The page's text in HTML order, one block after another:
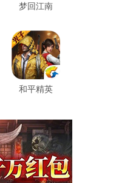
梦回江南
和平精英
v1.5
机甲恐龙城市狂暴官方版这是一款充满热血与冒险的恐龙主题城市战斗游戏，玩家将化身为强大的恐龙指挥官，操控各种形态的恐龙在城市中狂暴作战。通过与机甲的结合，这款游戏将带你体验前所未有的战斗快感，挑战各种敌人，完成刺激任务。